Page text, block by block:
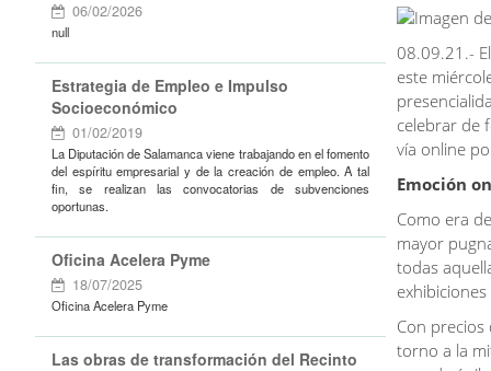
06/02/2026
null
Estrategia de Empleo e Impulso
Socioeconómico
01/02/2019
La Diputación de Salamanca viene trabajando en el fomento
del espíritu empresarial y de la creación de empleo. A tal
fin, se realizan las convocatorias de subvenciones
oportunas.
Oficina Acelera Pyme
18/07/2025
Oficina Acelera Pyme
Las obras de transformación del Recinto
08.09.21.-
este
celebrar de
vía online
Emoción
Como era
mayor
todas
Con
torno a la